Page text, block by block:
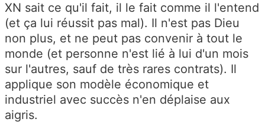
XN sait ce qu'il fait, il le fait comme il l'entend
(et ça lui réussit pas mal). Il n'est pas Dieu
non plus, et ne peut pas convenir à tout le
monde (et personne n'est lié à lui d'un mois
sur l'autres, sauf de très rares contrats). Il
applique son modèle économique et
industriel avec succès n'en déplaise aux
aigris.